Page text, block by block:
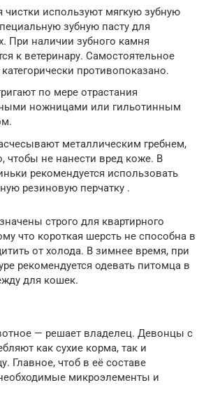
чистки используют мягкую зубную
зубную пасту для
При наличии зубного камня
к ветеринару. Самостоятельное
противопоказано.
по мере отрастания
ножницами или гильотинным
металлическим гребнем,
чтобы не нанести вред коже. В
рекомендуется использовать
резиновую перчатку .
строго для квартирного
что короткая шерсть не способна в
от холода. В зимнее время, при
рекомендуется одевать питомца в
для кошек.
— решает владелец. Девонцы с
как сухие корма, так и
Главное, чтоб в её составе
микроэлементы и